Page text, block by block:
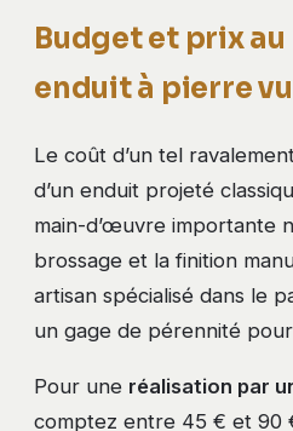
Budget et prix au
enduit à pierre
Le coût d’un tel
d’un enduit projeté
main-d’œuvre importante
brossage et la finition
artisan spécialisé dans le
un gage de pérennité
Pour une réalisation par
comptez entre 45 € et 90